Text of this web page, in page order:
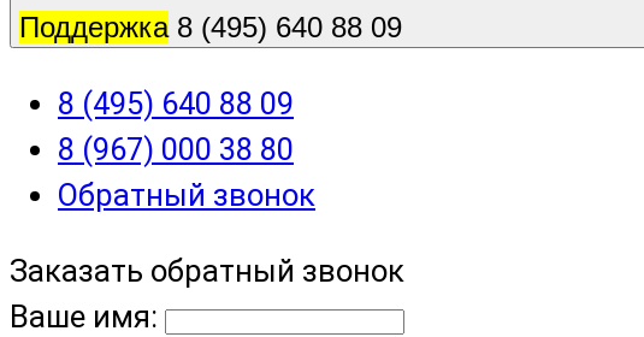
Поддержка8 (495) 640 88 09
8 (495) 640 88 09
8 (967) 000 38 80
Обратный звонок
Заказать обратный звонок
Ваше имя: